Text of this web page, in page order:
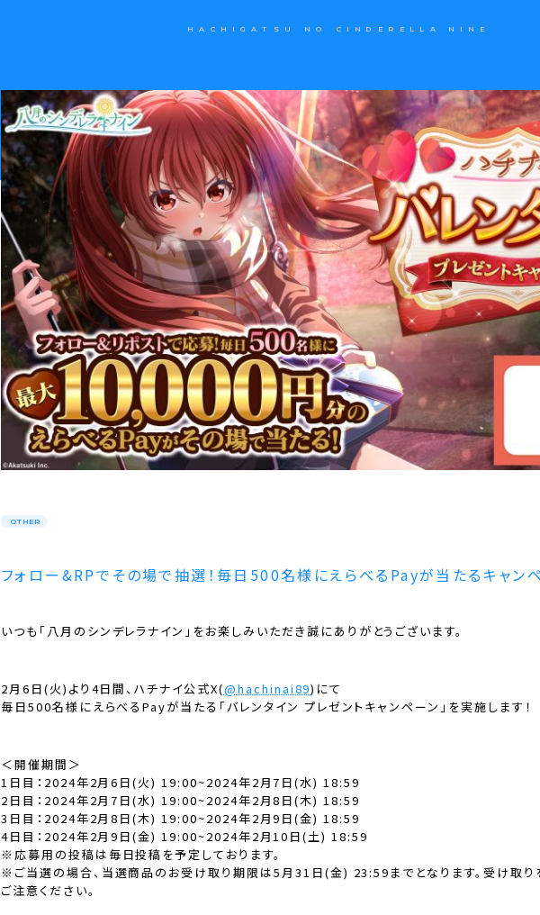
HACHIGATSU NO CINDERELLA NINE
OTHER
フォロー&RPでその場で抽選！毎日500名様にえらべるPayが当たるキャン
いつも「八月のシンデレラナイン」をお楽しみいただき誠にありがとうございます。
2月6日(火)より4日間、ハチナイ公式X(@hachinai89)にて
毎日500名様にえらべるPayが当たる「バレンタイン プレゼントキャンペーン」を実施します！
＜開催期間＞
1日目：2024年2月6日(火) 19:00~2024年2月7日(水) 18:59
2日目：2024年2月7日(水) 19:00~2024年2月8日(木) 18:59
3日目：2024年2月8日(木) 19:00~2024年2月9日(金) 18:59
4日目：2024年2月9日(金) 19:00~2024年2月10日(土) 18:59
※応募用の投稿は毎日投稿を予定しております。
※ご当選の場合、当選商品のお受け取り期限は5月31日(金) 23:59までとなります。受け取り
ご注意ください。